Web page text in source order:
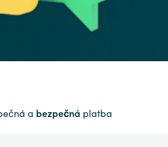
a bezpečná platba